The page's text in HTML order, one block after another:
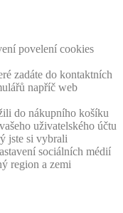
povelení cookies
zadáte do kontaktních
napříč web
do nákupního košíku
uživatelského účtu
jste si vybrali
sociálních médií
region a zemi